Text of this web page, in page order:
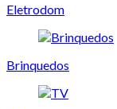
Eletrodom
Brinquedos